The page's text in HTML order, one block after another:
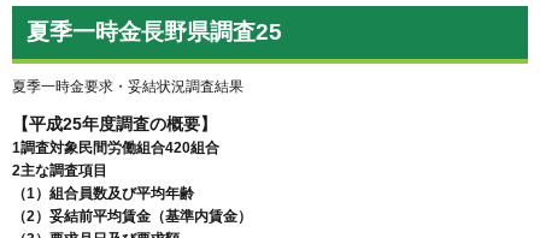
夏季一時金長野県調査25
夏季一時金要求・妥結状況調査結果
【平成25年度調査の概要】
1調査対象民間労働組合420組合
2主な調査項目
（1）組合員数及び平均年齢
（2）妥結前平均賃金（基準内賃金）